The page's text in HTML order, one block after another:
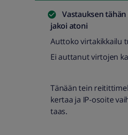
Vastauksen
jakoi atoni
Auttoko virtakikkailu
Ei auttanut virtojen
Tänään tein
kertaa ja IP-osoite
taas.